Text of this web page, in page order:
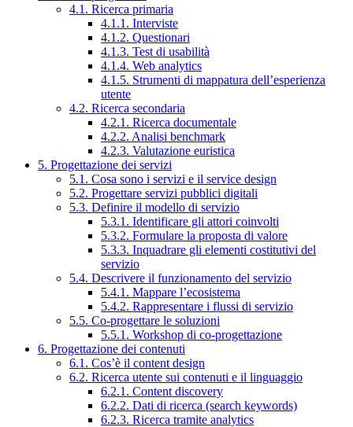
4.1. Ricerca primaria
4.1.1. Interviste
4.1.2. Questionari
4.1.3. Test di usabilità
4.1.4. Web analytics
4.1.5. Strumenti di mappatura dell’esperienza
utente
4.2. Ricerca secondaria
4.2.1. Ricerca documentale
4.2.2. Analisi benchmark
4.2.3. Valutazione euristica
5. Progettazione dei servizi
5.1. Cosa sono i servizi e il service design
5.2. Progettare servizi pubblici digitali
5.3. Definire il modello di servizio
5.3.1. Identificare gli attori coinvolti
5.3.2. Formulare la proposta di valore
5.3.3. Inquadrare gli elementi costitutivi del
servizio
5.4. Descrivere il funzionamento del servizio
5.4.1. Mappare l’ecosistema
5.4.2. Rappresentare i flussi di servizio
5.5. Co-progettare le soluzioni
5.5.1. Workshop di co-progettazione
6. Progettazione dei contenuti
6.1. Cos’è il content design
6.2. Ricerca utente sui contenuti e il linguaggio
6.2.1. Content discovery
6.2.2. Dati di ricerca (search keywords)
6.2.3. Ricerca tramite analytics